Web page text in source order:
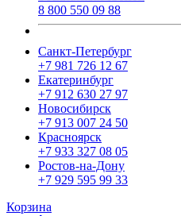
8 800 550 09 88
Санкт-Петербург
+7 981 726 12 67
Екатеринбург
+7 912 630 27 97
Новосибирск
+7 913 007 24 50
Красноярск
+7 933 327 08 05
Ростов-на-Дону
+7 929 595 99 33
Корзина